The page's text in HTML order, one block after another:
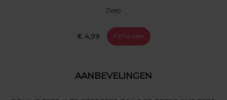
Zeep
€ 4,99 Fiche zien
AANBEVELINGEN